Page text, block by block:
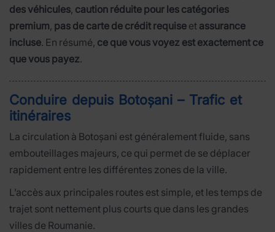
des véhicules, caution réduite pour les catégories
premium, pas de carte de crédit requise et assurance
incluse. En résumé, ce que vous voyez est exactement ce
que vous payez.
Conduire depuis Botoșani – Trafic et
itinéraires
La circulation à Botoșani est généralement fluide, sans
embouteillages majeurs, ce qui permet de se déplacer
rapidement entre les différentes zones de la ville.
L’accès aux principales routes est simple, et les temps de
trajet sont nettement plus courts que dans les grandes
villes de Roumanie.